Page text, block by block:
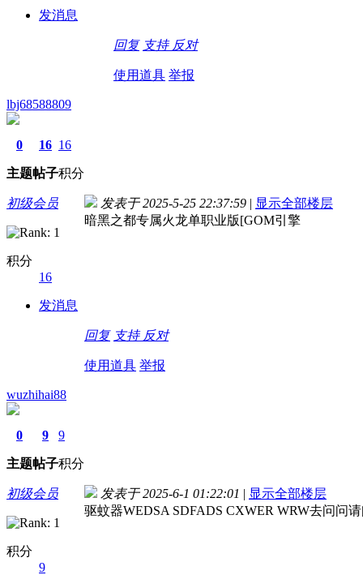
发消息
回复 支持 反对
使用道具 举报
lbj68588809
0
主题
16
帖子
16
积分
初级会员
积分
16
发消息
发表于 2025-5-25 22:37:59 | 显示全部楼层
暗黑之都专属火龙单职业版[GOM引擎
回复 支持 反对
使用道具 举报
wuzhihai88
0
主题
9
帖子
9
积分
初级会员
积分
9
发表于 2025-6-1 01:22:01 | 显示全部楼层
驱蚊器WEDSA SDFADS CXWER WRW去问问